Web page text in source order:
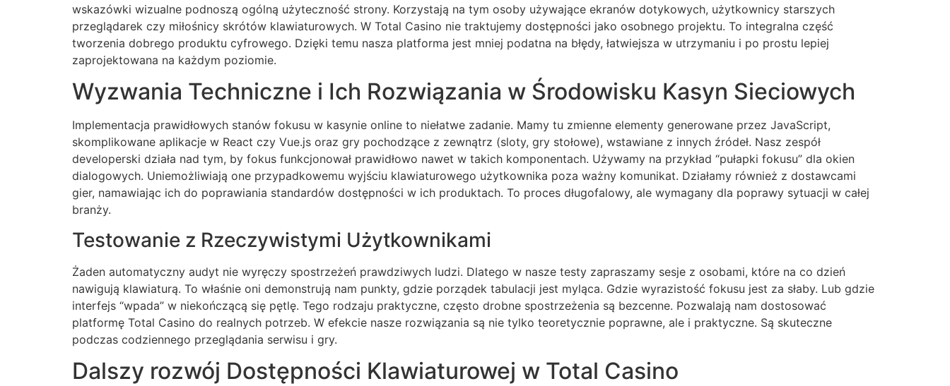
wskazówki wizualne podnoszą ogólną użyteczność strony. Korzystają na tym osoby używające ekranów dotykowych, użytkownicy starszych
przeglądarek czy miłośnicy skrótów klawiaturowych. W Total Casino nie traktujemy dostępności jako osobnego projektu. To integralna część
tworzenia dobrego produktu cyfrowego. Dzięki temu nasza platforma jest mniej podatna na błędy, łatwiejsza w utrzymaniu i po prostu lepiej
zaprojektowana na każdym poziomie.
Wyzwania Techniczne i Ich Rozwiązania w Środowisku Kasyn Sieciowych
Implementacja prawidłowych stanów fokusu w kasynie online to niełatwe zadanie. Mamy tu zmienne elementy generowane przez JavaScript,
skomplikowane aplikacje w React czy Vue.js oraz gry pochodzące z zewnątrz (sloty, gry stołowe), wstawiane z innych źródeł. Nasz zespół
developerski działa nad tym, by fokus funkcjonował prawidłowo nawet w takich komponentach. Używamy na przykład “pułapki fokusu” dla okien
dialogowych. Uniemożliwiają one przypadkowemu wyjściu klawiaturowego użytkownika poza ważny komunikat. Działamy również z dostawcami
gier, namawiając ich do poprawiania standardów dostępności w ich produktach. To proces długofalowy, ale wymagany dla poprawy sytuacji w całej
branży.
Testowanie z Rzeczywistymi Użytkownikami
Żaden automatyczny audyt nie wyręczy spostrzeżeń prawdziwych ludzi. Dlatego w nasze testy zapraszamy sesje z osobami, które na co dzień
nawigują klawiaturą. To właśnie oni demonstrują nam punkty, gdzie porządek tabulacji jest myląca. Gdzie wyrazistość fokusu jest za słaby. Lub gdzie
interfejs “wpada” w niekończącą się pętlę. Tego rodzaju praktyczne, często drobne spostrzeżenia są bezcenne. Pozwalają nam dostosować
platformę Total Casino do realnych potrzeb. W efekcie nasze rozwiązania są nie tylko teoretycznie poprawne, ale i praktyczne. Są skuteczne
podczas codziennego przeglądania serwisu i gry.
Dalszy rozwój Dostępności Klawiaturowej w Total Casino